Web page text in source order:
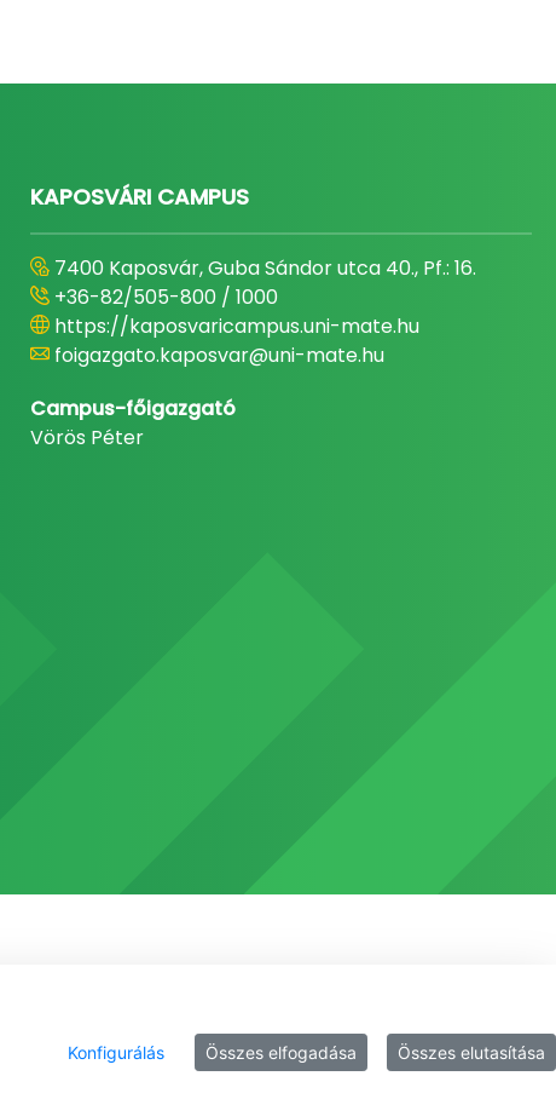
KAPOSVÁRI CAMPUS
7400 Kaposvár, Guba Sándor utca 40., Pf.: 16.
+36-82/505-800 / 1000
https://kaposvaricampus.uni-mate.hu
foigazgato.kaposvar@uni-mate.hu
Campus-főigazgató
Vörös Péter
Konfigurálás Összes elfogadása Összes elutasítása